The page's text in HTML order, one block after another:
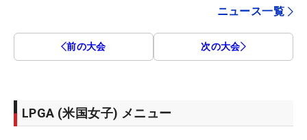
ニュース一覧
前の大会 次の大会
LPGA (米国女子) メニュー